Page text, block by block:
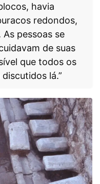
havia
redondos,
pessoas se
de suas
que todos os
lá.”